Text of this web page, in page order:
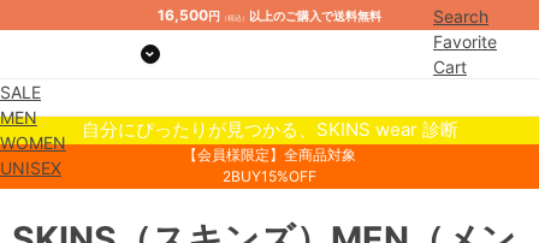
16,500円 （税込） 以上のご購入で送料無料
Search
Favorite
Cart
SALE
MEN
WOMEN
UNISEX
自分にぴったりが見つかる、SKINS wear 診断
【会員様限定】全商品対象
2BUY15%OFF